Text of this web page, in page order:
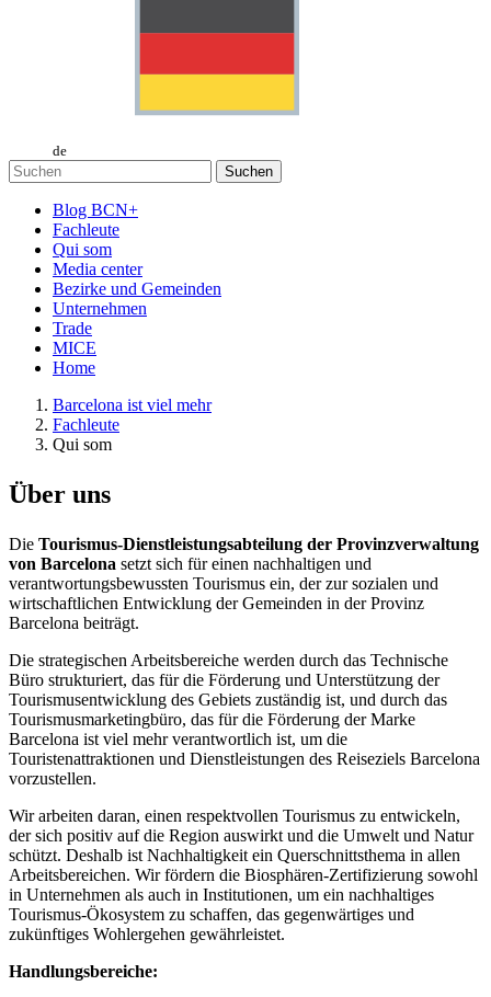
de
Suchen
Blog BCN+
Fachleute
Qui som
Media center
Bezirke und Gemeinden
Unternehmen
Trade
MICE
Home
Barcelona ist viel mehr
Fachleute
Qui som
Über uns
Die Tourismus-Dienstleistungsabteilung der Provinzverwaltung
von Barcelona setzt sich für einen nachhaltigen und
verantwortungsbewussten Tourismus ein, der zur sozialen und
wirtschaftlichen Entwicklung der Gemeinden in der Provinz
Barcelona beiträgt.
Die strategischen Arbeitsbereiche werden durch das Technische
Büro strukturiert, das für die Förderung und Unterstützung der
Tourismusentwicklung des Gebiets zuständig ist, und durch das
Tourismusmarketingbüro, das für die Förderung der Marke
Barcelona ist viel mehr verantwortlich ist, um die
Touristenattraktionen und Dienstleistungen des Reiseziels Barcelona
vorzustellen.
Wir arbeiten daran, einen respektvollen Tourismus zu entwickeln,
der sich positiv auf die Region auswirkt und die Umwelt und Natur
schützt. Deshalb ist Nachhaltigkeit ein Querschnittsthema in allen
Arbeitsbereichen. Wir fördern die Biosphären-Zertifizierung sowohl
in Unternehmen als auch in Institutionen, um ein nachhaltiges
Tourismus-Ökosystem zu schaffen, das gegenwärtiges und
zukünftiges Wohlergehen gewährleistet.
Handlungsbereiche: